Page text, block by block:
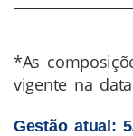
*As
vigente na
Gestão atual: